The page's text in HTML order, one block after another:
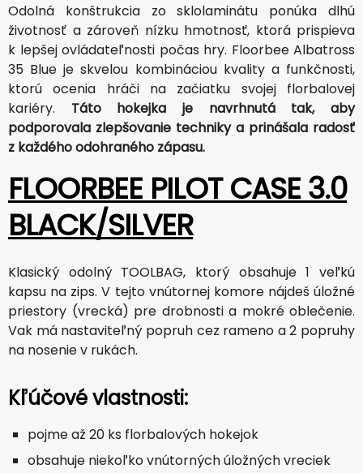
Odolná konštrukcia zo sklolaminátu ponúka dlhú
životnosť a zároveň nízku hmotnosť, ktorá prispieva
k lepšej ovládateľnosti počas hry. Floorbee Albatross
35 Blue je skvelou kombináciou kvality a funkčnosti,
ktorú ocenia hráči na začiatku svojej florbalovej
kariéry. Táto hokejka je navrhnutá tak, aby
podporovala zlepšovanie techniky a prinášala radosť
z každého odohraného zápasu.
FLOORBEE PILOT CASE 3.0
BLACK/SILVER
Klasický odolný TOOLBAG, ktorý obsahuje 1 veľkú
kapsu na zips. V tejto vnútornej komore nájdeš úložné
priestory (vrecká) pre drobnosti a mokré oblečenie.
Vak má nastaviteľný popruh cez rameno a 2 popruhy
na nosenie v rukách.
Kľúčové vlastnosti:
pojme až 20 ks florbalových hokejok
obsahuje niekoľko vnútorných úložných vreciek